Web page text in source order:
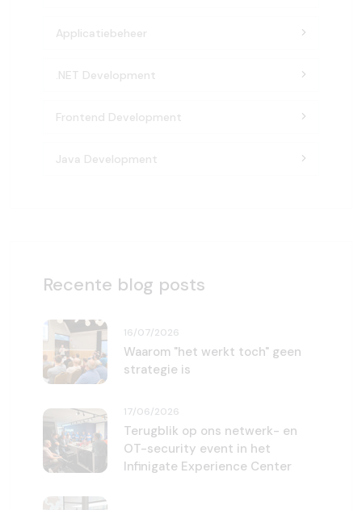
Applicatiebeheer
.NET Development
Frontend Development
Java Development
Recente blog posts
16/07/2026
Waarom "het werkt toch" geen
strategie is
17/06/2026
Terugblik op ons netwerk- en
OT-security event in het
Infinigate Experience Center